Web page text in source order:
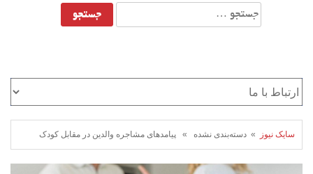
جستجو
برای:
سایک نیوز » دسته‌بندی نشده » پیامدهای مشاجره والدین در مقابل کودک